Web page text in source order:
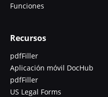
Funciones
Recursos
pdfFiller
Aplicación móvil DocHub
pdfFiller
US Legal Forms